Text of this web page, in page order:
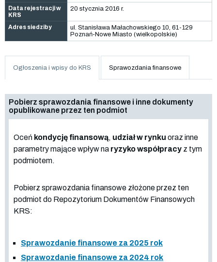
Data rejestracji w
KRS
20 stycznia 2016 r.
Adres siedziby
ul. Stanisława Małachowskiego 10, 61-129
Poznań-Nowe Miasto (wielkopolskie)
Ogłoszenia i wpisy do KRS Sprawozdania finansowe
Pobierz sprawozdania finansowe i inne dokumenty
opublikowane przez ten podmiot
Oceń kondycję finansową, udział w rynku oraz inne
parametry mające wpływ na ryzyko współpracy z tym
podmiotem.
Pobierz sprawozdania finansowe złożone przez ten
podmiot do Repozytorium Dokumentów Finansowych
KRS:
Sprawozdanie finansowe za 2025 rok
Sprawozdanie finansowe za 2024 rok